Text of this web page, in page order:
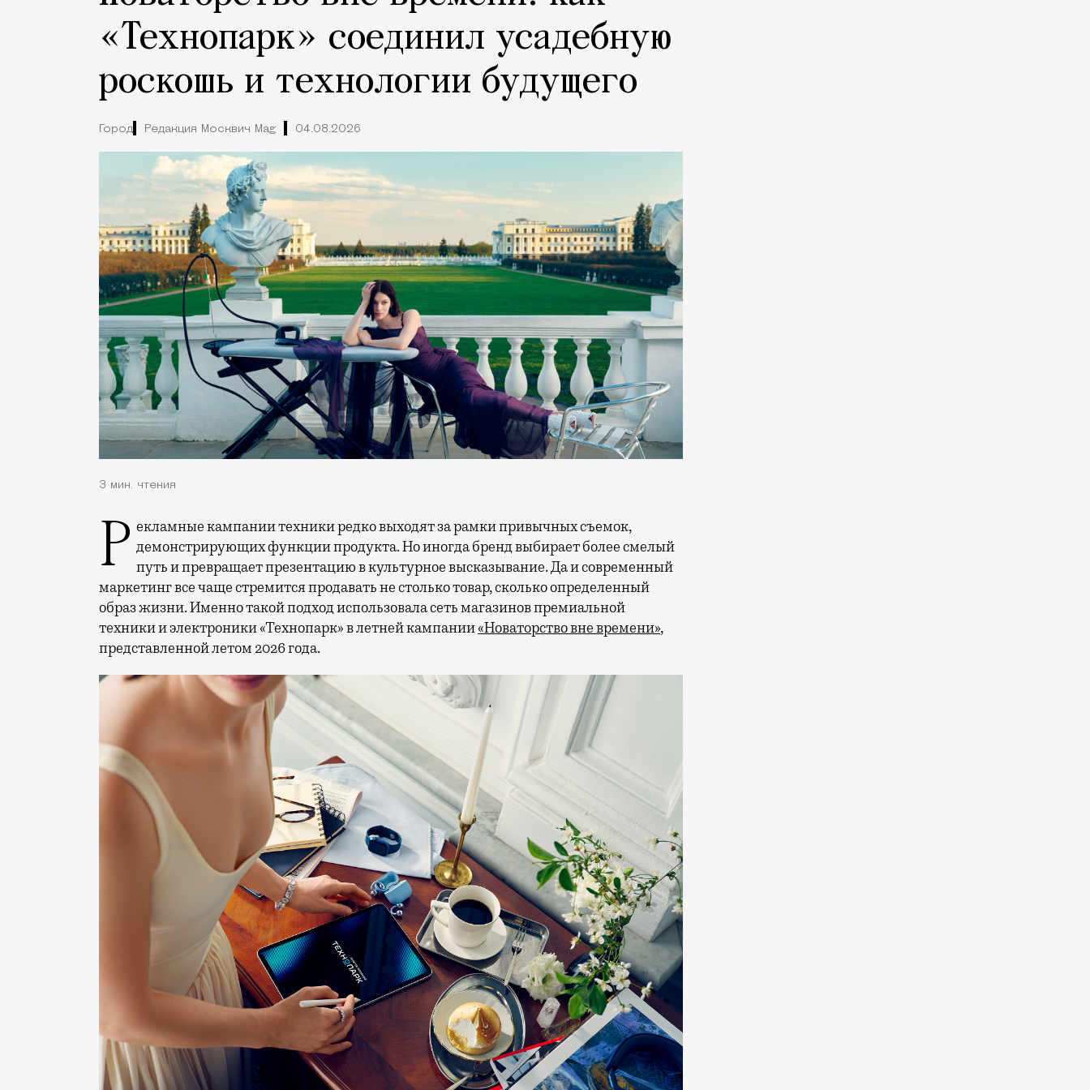
«Технопарк» соединил усадебную
роскошь и технологии будущего
Город Редакция Москвич Mag 04.08.2026
3 мин. чтения
Рекламные кампании техники редко выходят за рамки привычных съемок, демонстрирующих функции продукта. Но иногда бренд выбирает более смелый
путь и превращает презентацию в культурное высказывание. Да и современный
маркетинг все чаще стремится продавать не столько товар, сколько определенный
образ жизни. Именно такой подход использовала сеть магазинов премиальной
техники и электроники «Технопарк» в летней кампании«Новаторство вне времени»,
представленной летом 2026 года.